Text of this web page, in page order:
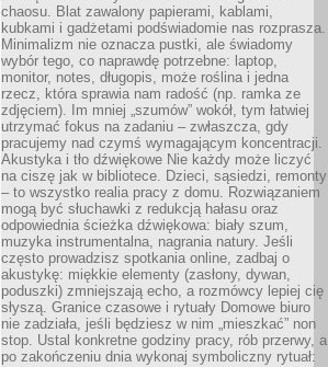
chaosu. Blat zawalony papierami, kablami,
kubkami i gadżetami podświadomie nas rozprasza.
Minimalizm nie oznacza pustki, ale świadomy
wybór tego, co naprawdę potrzebne: laptop,
monitor, notes, długopis, może roślina i jedna
rzecz, która sprawia nam radość (np. ramka ze
zdjęciem). Im mniej „szumów” wokół, tym łatwiej
utrzymać fokus na zadaniu – zwłaszcza, gdy
pracujemy nad czymś wymagającym koncentracji.
Akustyka i tło dźwiękowe Nie każdy może liczyć
na ciszę jak w bibliotece. Dzieci, sąsiedzi, remonty
– to wszystko realia pracy z domu. Rozwiązaniem
mogą być słuchawki z redukcją hałasu oraz
odpowiednia ścieżka dźwiękowa: biały szum,
muzyka instrumentalna, nagrania natury. Jeśli
często prowadzisz spotkania online, zadbaj o
akustykę: miękkie elementy (zasłony, dywan,
poduszki) zmniejszają echo, a rozmówcy lepiej cię
słyszą. Granice czasowe i rytuały Domowe biuro
nie zadziała, jeśli będziesz w nim „mieszkać” non
stop. Ustal konkretne godziny pracy, rób przerwy, a
po zakończeniu dnia wykonaj symboliczny rytuał: